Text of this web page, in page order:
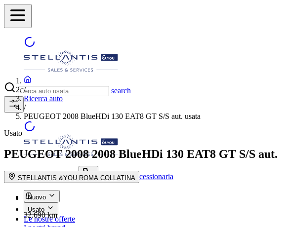
search
search button - icon Trova la concessionaria
Nuovo
Usato
Le nostre offerte
/
Ricerca auto
/
PEUGEOT 2008 BlueHDi 130 EAT8 GT S/S aut. usata
Usato
PEUGEOT 20082008 BlueHDi 130 EAT8 GT S/S aut.
STELLANTIS &YOU ROMA COLLATINA
32.690 km